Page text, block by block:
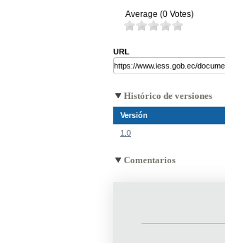
Average (0 Votes)
URL
Histórico de versiones
Versión
1.0
Comentarios